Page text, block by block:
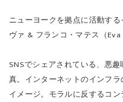
ニューヨークを拠点に活動す
ヴァ & フランコ・マテス（
SNSでシェアされている、悪
真。インターネットのインフ
イメージ。モラルに反するコ